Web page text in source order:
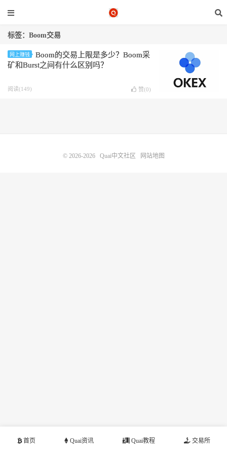
标签：Boom交易
网上赚钱
Boom的交易上限是多少？Boom采
矿和Burst之间有什么区别吗？
阅读(149) 赞(0)
首页 Quai资讯 Quai教程 交易所
© 2026-2026 Quai中文社区 网站地图